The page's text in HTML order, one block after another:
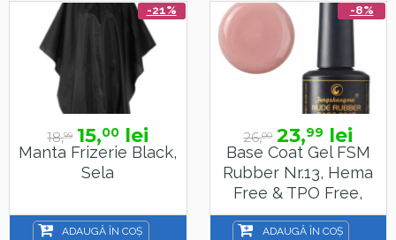
-21%
18,99 15,00 lei
Manta Frizerie Black,
Sela
ADAUGĂ ÎN COȘ
-8%
26,00 23,99 lei
Base Coat Gel FSM
Rubber Nr.13, Hema
Free & TPO Free,
15ml
ADAUGĂ ÎN COȘ